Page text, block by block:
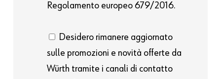
Regolamento europeo 679/2016.
Desidero rimanere aggiornato
sulle promozioni e novità offerte da
Würth tramite i canali di contatto